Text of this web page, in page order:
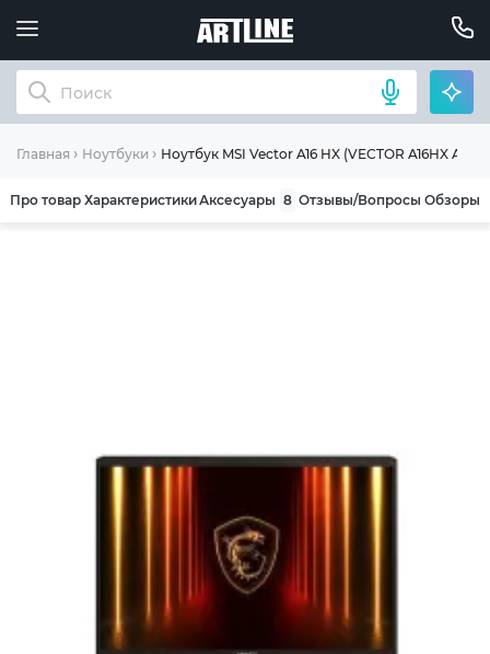
Главная Ноутбуки Ноутбук MSI Vector A16 HX (VECTOR A16HX
Про товар ХарактеристикиАксесуары 8 Отзывы/Вопросы Обзоры
нашей продукции. Мы уверены, что
приобретенная вами техника будет служить
вам долгие годы при соблюдении правил
эксплуатации и хранения.
Гарантия от производителя